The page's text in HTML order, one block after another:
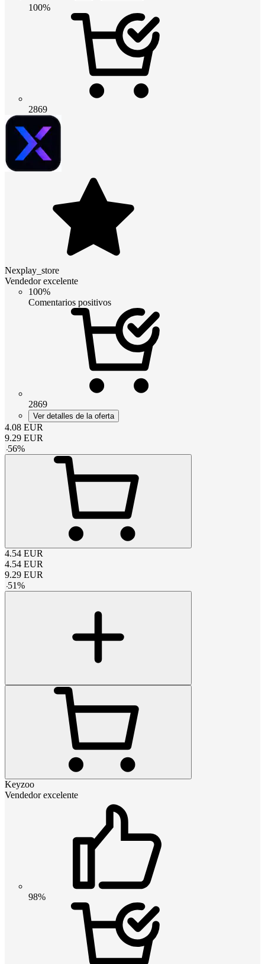
100%
2869
Nexplay_store
Vendedor excelente
100%
Comentarios positivos
2869
Ver detalles de la oferta
4.08 EUR
9.29 EUR
-56%
4.54 EUR
4.54 EUR
9.29 EUR
-51%
Keyzoo
Vendedor excelente
98%